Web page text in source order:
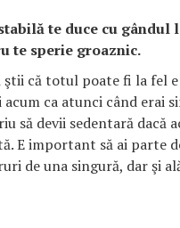
te duce cu gândul
te sperie groaznic.
ştii că totul poate fi la fel
ca atunci când erai
să devii sedentară dacă
E important să ai parte
de una singură, dar şi